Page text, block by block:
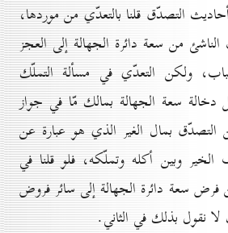
أحاديث التصدّق قلنا بالتعدّي من موردها،
من سعة دائرة الجهالة إلى العجز
ولكن التعدّي في مسألة التملّك
سعة الجهالة بمالك مّا في جواز
التصدّق بمال الغير الذي هو عبارة عن
وبين أكله وتملّكه، فلو قلنا في
سعة دائرة الجهالة إلى سائر فروض
نقول بذلك في الثاني.